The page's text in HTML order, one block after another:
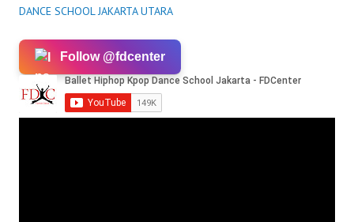
DANCE SCHOOL JAKARTA UTARA
Follow @fdcenter